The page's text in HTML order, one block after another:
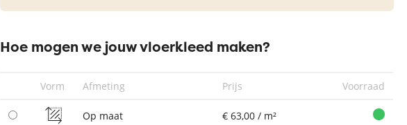
Hoe mogen we jouw vloerkleed maken?
Vorm Afmeting Prijs Voorraad
Op maat € 63,00 / m²